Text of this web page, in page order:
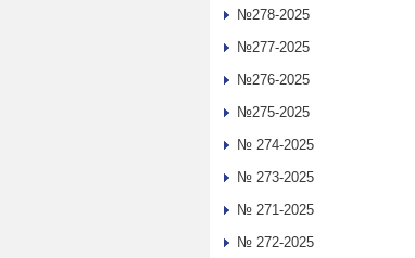
№278-2025
№277-2025
№276-2025
№275-2025
№ 274-2025
№ 273-2025
№ 271-2025
№ 272-2025